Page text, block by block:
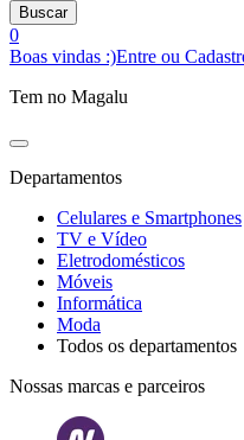
Buscar
0
Boas vindas :)Entre ou
Tem no Magalu
Departamentos
Celulares e Smartphones
TV e Vídeo
Eletrodomésticos
Móveis
Informática
Moda
Todos os departamentos
Nossas marcas e parceiros